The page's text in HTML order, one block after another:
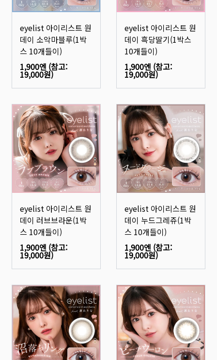
eyelist 아이리스트 원
데이 소악마블루(1박
스 10개들이)
1,900엔 (참고:
19,000원)
eyelist 아이리스트 원
데이 흑당딸기(1박스
10개들이)
1,900엔 (참고:
19,000원)
eyelist 아이리스트 원
데이 러브브라운(1박
스 10개들이)
1,900엔 (참고:
19,000원)
eyelist 아이리스트 원
데이 누드그레쥬(1박
스 10개들이)
1,900엔 (참고:
19,000원)